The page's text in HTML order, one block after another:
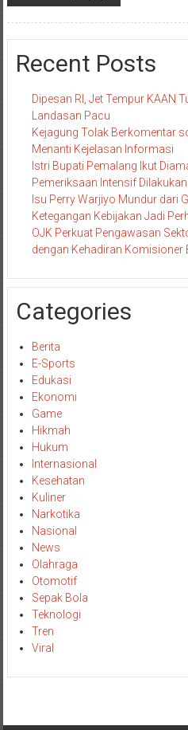
Recent Posts
Dipesan RI, Jet Tempur KAAN
Landasan Pacu
Kejagung Tolak Berkomentar
Menanti Kejelasan Informasi
Istri Bupati Pemalang Ikut
Pemeriksaan Intensif Dilakukan
Isu Perry Warjiyo Mundur dari
Ketegangan Kebijakan Jadi
OJK Perkuat Pengawasan
dengan Kehadiran Komisioner
Categories
Berita
E-Sports
Edukasi
Ekonomi
Game
Hikmah
Hukum
Internasional
Kesehatan
Kuliner
Narkotika
Nasional
News
Olahraga
Otomotif
Sepak Bola
Teknologi
Tren
Viral